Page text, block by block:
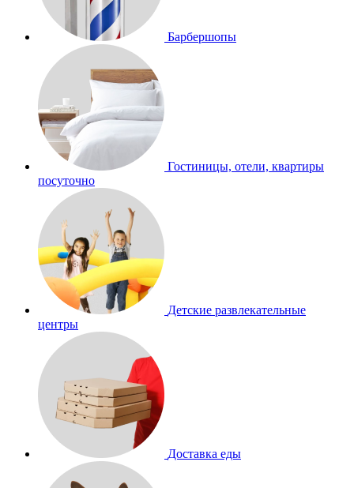
Барбершопы
Гостиницы, отели, квартиры
посуточно
Детские развлекательные
центры
Доставка еды